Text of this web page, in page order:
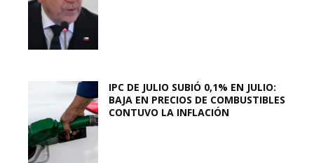
IPC DE JULIO SUBIÓ 0,1% EN JULIO:
BAJA EN PRECIOS DE COMBUSTIBLES
CONTUVO LA INFLACIÓN